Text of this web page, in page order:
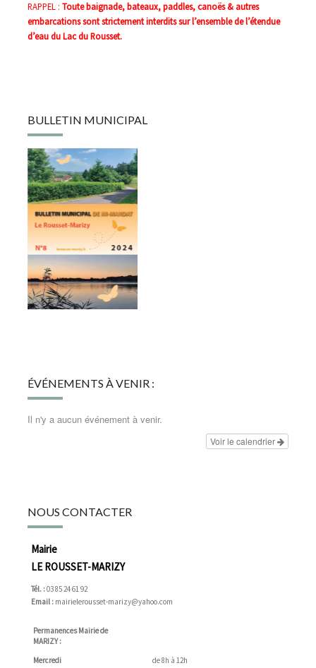
RAPPEL : Toute baignade, bateaux, paddles, canoës & autres
embarcations sont strictement interdits sur l’ensemble de l’étendue
d’eau du Lac du Rousset.
BULLETIN MUNICIPAL
ÉVÉNEMENTS À VENIR :
Il n'y a aucun événement à venir.
Voir le calendrier
NOUS CONTACTER
Mairie
LE ROUSSET-MARIZY
Tél. :03 85 24 61 92
Email : mairielerousset-marizy@yahoo.com
Permanences Mairie de
MARIZY :
Mercredi
de 8h à 12h